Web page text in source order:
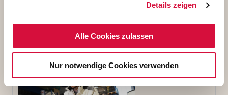
Details zeigen
Alle Cookies zulassen
Nur notwendige Cookies verwenden